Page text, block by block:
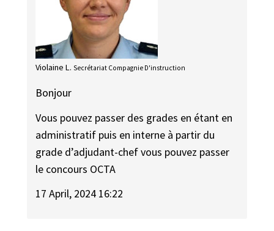
Violaine L. Secrétariat Compagnie D'instruction
Bonjour
Vous pouvez passer des grades en étant en
administratif puis en interne à partir du
grade d’adjudant-chef vous pouvez passer
le concours OCTA
17 April, 2024 16:22